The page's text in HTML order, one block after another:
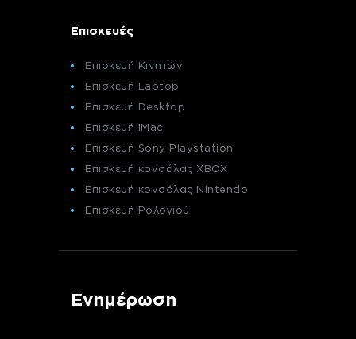
Επισκευές
Επισκευή Κινητών
Επισκευή Laptop
Επισκευή Desktop
Επισκευή iMac
Επισκευή Sony Playstation
Επισκευή κονσόλας XBOX
Επισκευή κονσόλας Nintendo
Επισκευή Ρολογιού
Ενημέρωση